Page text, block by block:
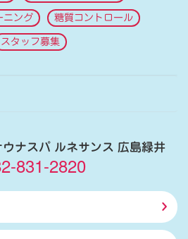
ニング 糖質コントロール
スタッフ募集
ウナスパ ルネサンス 広島緑井
831-2820